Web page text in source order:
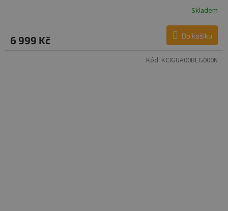
Skladem
6 999 Kč Do košíku
Kód: KCIGUA00BEG000N